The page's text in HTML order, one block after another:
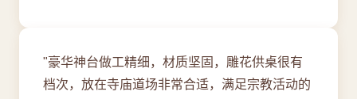
"豪华神台做工精细，材质坚固，雕花供桌很有
档次，放在寺庙道场非常合适，满足宗教活动的